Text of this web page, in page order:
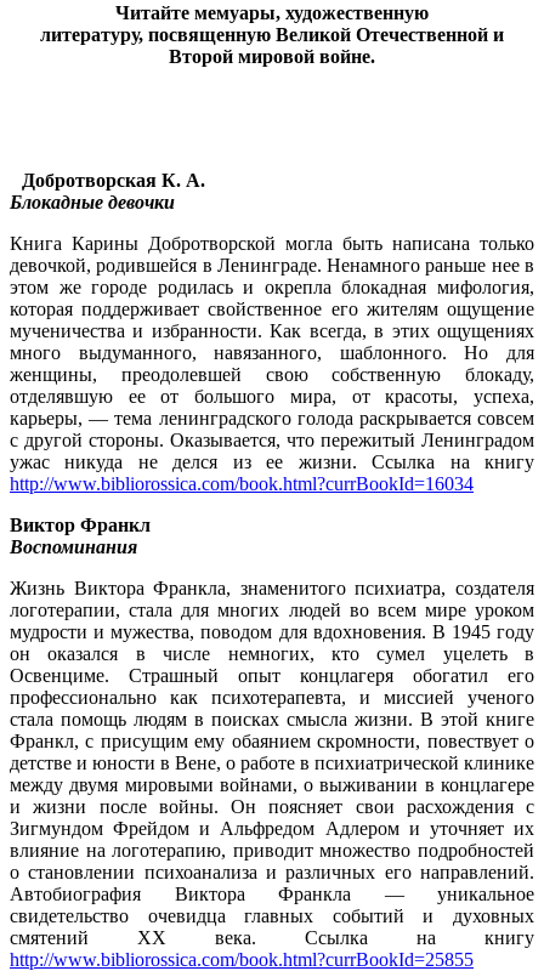
Читайте мемуары, художественную
литературу, посвященную Великой Отечественной и
Второй мировой войне.
Добротворская К. А.
Блокадные девочки
Книга Карины Добротворской могла быть написана только
девочкой, родившейся в Ленинграде. Ненамного раньше нее в
этом же городе родилась и окрепла блокадная мифология,
которая поддерживает свойственное его жителям ощущение
мученичества и избранности. Как всегда, в этих ощущениях
много выдуманного, навязанного, шаблонного. Но для
женщины, преодолевшей свою собственную блокаду,
отделявшую ее от большого мира, от красоты, успеха,
карьеры, — тема ленинградского голода раскрывается совсем
с другой стороны. Оказывается, что пережитый Ленинградом
ужас никуда не делся из ее жизни. Ссылка на книгу
http://www.bibliorossica.com/book.html?currBookId=16034
Виктор Франкл
Воспоминания
Жизнь Виктора Франкла, знаменитого психиатра, создателя
логотерапии, стала для многих людей во всем мире уроком
мудрости и мужества, поводом для вдохновения. В 1945 году
он оказался в числе немногих, кто сумел уцелеть в
Освенциме. Страшный опыт концлагеря обогатил его
профессионально как психотерапевта, и миссией ученого
стала помощь людям в поисках смысла жизни. В этой книге
Франкл, с присущим ему обаянием скромности, повествует о
детстве и юности в Вене, о работе в психиатрической клинике
между двумя мировыми войнами, о выживании в концлагере
и жизни после войны. Он поясняет свои расхождения с
Зигмундом Фрейдом и Альфредом Адлером и уточняет их
влияние на логотерапию, приводит множество подробностей
о становлении психоанализа и различных его направлений.
Автобиография Виктора Франкла — уникальное
свидетельство очевидца главных событий и духовных
смятений ХХ века. Ссылка на книгу
http://www.bibliorossica.com/book.html?currBookId=25855